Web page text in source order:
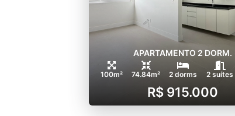
APARTAMENTO 2 DORM.
100m² 74.84m² 2 dorms 2 suítes
R$ 915.000